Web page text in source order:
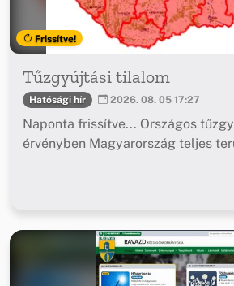
Frissítve!
Tűzgyújtási tilalom
Hatósági hír 2026. 08. 05 17:27
Naponta frissítve... Országos
érvényben Magyarország teljes